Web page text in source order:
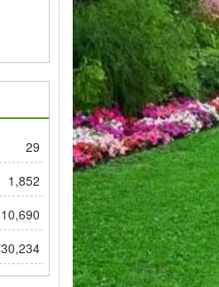
29
1,852
10,690